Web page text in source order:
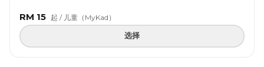
RM 15 起 / 儿童（MyKad）
选择